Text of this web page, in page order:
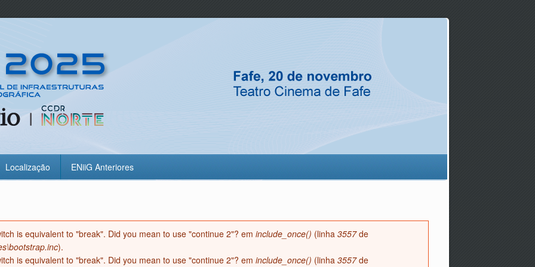
Localização ENiiG Anteriores
is equivalent to "break". Did you mean to use "continue 2"? em include_once() (linha 3557de
).
is equivalent to "break". Did you mean to use "continue 2"? em include_once() (linha 3557de